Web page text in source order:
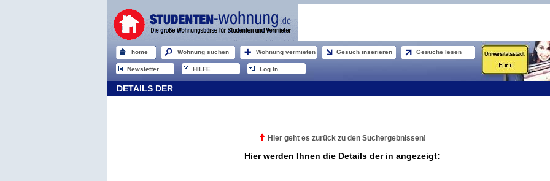
home Wohnung suchen Wohnung vermieten Gesuch inserieren Gesuche lesen
Newsletter HILFE Log In
DETAILS DER
Hier geht es zurück zu den Suchergebnissen!
Hier werden Ihnen die Details der in angezeigt: